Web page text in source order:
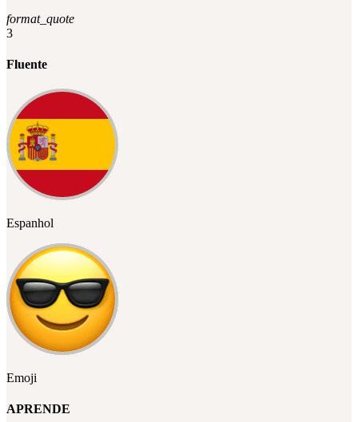
format_quote
3
Fluente
Espanhol
Emoji
APRENDE